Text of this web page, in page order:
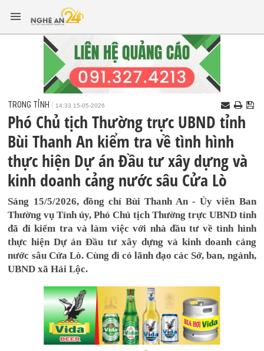
TRONG TỈNH 14:33 15-05-2026
Phó Chủ tịch Thường trực UBND tỉnh
Bùi Thanh An kiểm tra về tình hình
thực hiện Dự án Đầu tư xây dựng và
kinh doanh cảng nước sâu Cửa Lò
Sáng 15/5/2026, đồng chí Bùi Thanh An - Ủy viên Ban
Thường vụ Tỉnh ủy, Phó Chủ tịch Thường trực UBND tỉnh
đã đi kiểm tra và làm việc với nhà đầu tư về tình hình
thực hiện Dự án Đầu tư xây dựng và kinh doanh cảng
nước sâu Cửa Lò. Cùng đi có lãnh đạo các Sở, ban, ngành,
UBND xã Hải Lộc.